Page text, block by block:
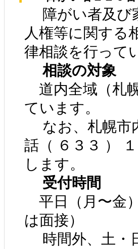
障がい者及び
人権等に関する
律相談を行って
相談の対象
道内全域（札
ています。
なお、札幌市
話（ ６３３ ）
します。
受付時間
平日（月〜金
は面接）
時間外、土・